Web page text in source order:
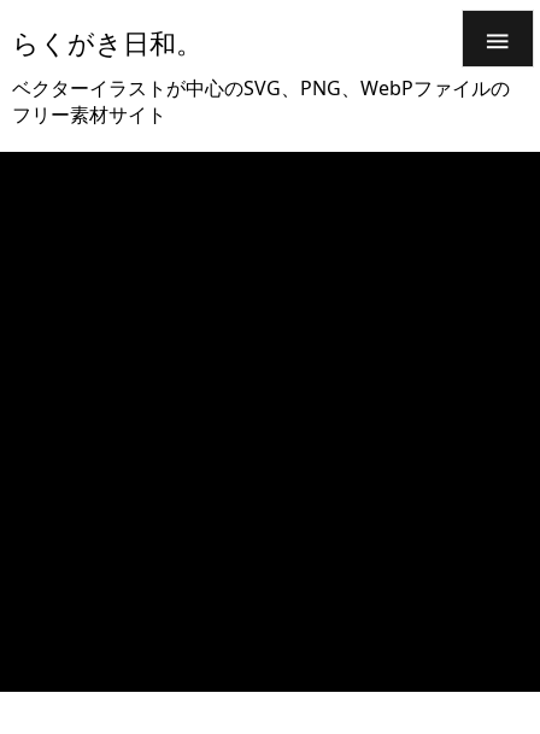
らくがき日和。
ベクターイラストが中心のSVG、PNG、WebPファイルの
フリー素材サイト
